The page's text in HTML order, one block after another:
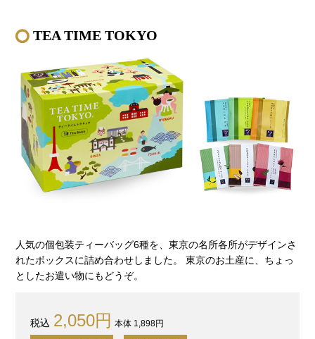
TEA TIME TOKYO
人気の個包装ティーバッグ6種を、東京の名所各所がデザインさ
れたボックスに詰め合わせしました。 東京のお土産に、ちょっ
としたお遣い物にもどうぞ。
2,050円 本体 1,898円